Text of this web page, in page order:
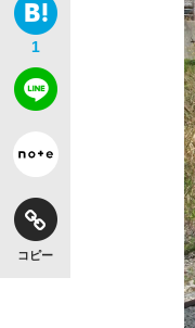
1
コピー